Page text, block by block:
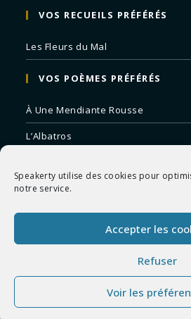
Speakerty utilise des cookies pour
notre service.
Accepter les
Refuser
Voir les
VOS RECUEILS PRÉFÉRÉS
Les Fleurs du Mal
VOS POÈMES PRÉFÉRÉS
À Une Mendiante Rousse
L’Albatros
Remords Posthume
La Mort des Artistes
Copyright 2026 -